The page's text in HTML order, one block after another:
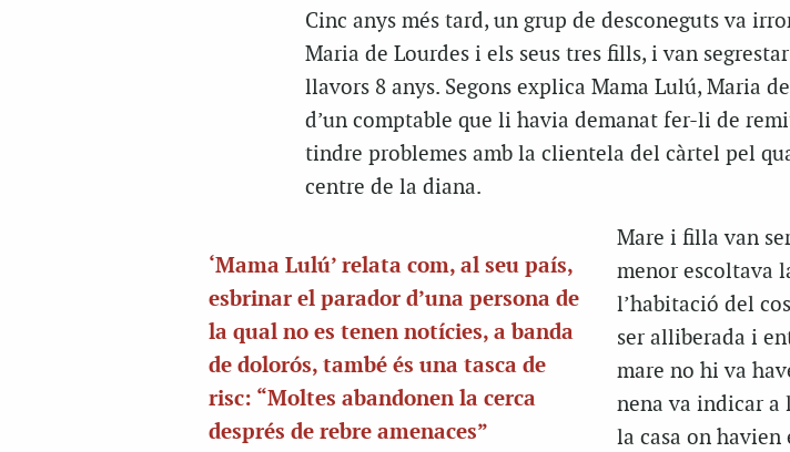
Cinc anys més tard, un grup de desconeguts va
Maria de Lourdes i els seus tres fills, i van
llavors 8 anys. Segons explica Mama Lulú, Maria
d’un comptable que li havia demanat fer-li de
tindre problemes amb la clientela del càrtel pel
centre de la diana.
‘Mama Lulú’ relata com, al seu país,
esbrinar el parador d’una persona de
la qual no es tenen notícies, a banda
de dolorós, també és una tasca de
risc: “Moltes abandonen la cerca
després de rebre amenaces”
Mare i filla van
menor escoltava
l’habitació del
ser alliberada i
mare no hi va
nena va indicar a
la casa on